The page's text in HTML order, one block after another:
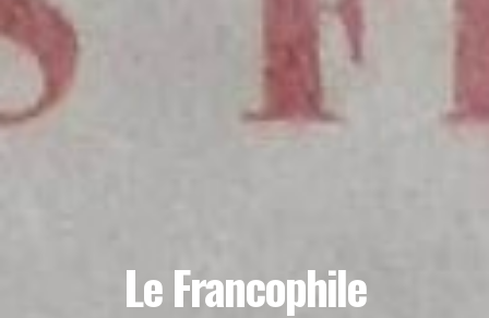
Le Francophile